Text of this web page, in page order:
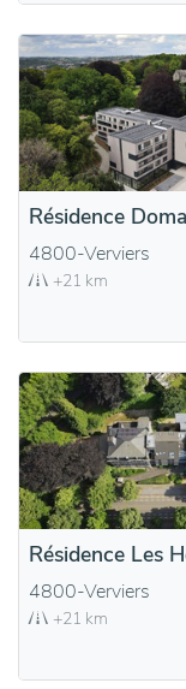
Résidence
4800-Verviers
+21 km
Résidence Les
4800-Verviers
+21 km